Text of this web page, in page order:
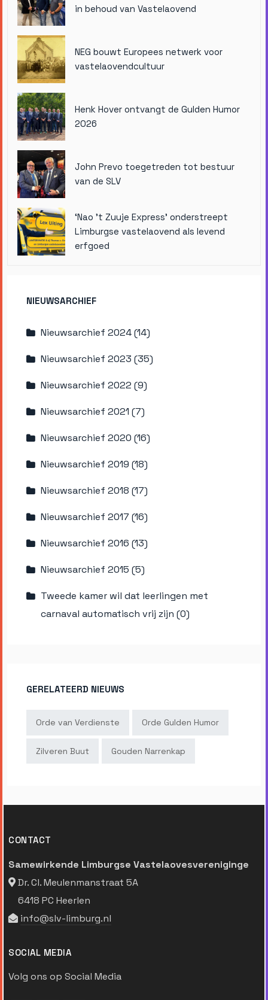
in behoud van Vastelaovend
NEG bouwt Europees netwerk voor
vastelaovendcultuur
Henk Hover ontvangt de Gulden Humor
2026
John Prevo toegetreden tot bestuur
van de SLV
‘Nao ’t Zuuje Express’ onderstreept
Limburgse vastelaovend als levend
erfgoed
NIEUWSARCHIEF
Nieuwsarchief 2024 (14)
Nieuwsarchief 2023 (35)
Nieuwsarchief 2022 (9)
Nieuwsarchief 2021 (7)
Nieuwsarchief 2020 (16)
Nieuwsarchief 2019 (18)
Nieuwsarchief 2018 (17)
Nieuwsarchief 2017 (16)
Nieuwsarchief 2016 (13)
Nieuwsarchief 2015 (5)
Tweede kamer wil dat leerlingen met
carnaval automatisch vrij zijn (0)
GERELATEERD NIEUWS
Orde van Verdienste Orde Gulden Humor
Zilveren Buut Gouden Narrenkap
CONTACT
Samewirkende Limburgse Vastelaovesvereniginge
Dr. Cl. Meulenmanstraat 5A
6418 PC Heerlen
info@slv-limburg.nl
SOCIAL MEDIA
Volg ons op Social Media